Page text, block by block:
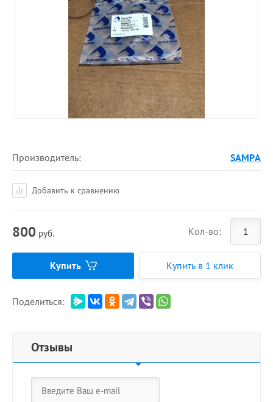
Производитель: SAMPA
Добавить к сравнению
800 руб. Кол-во:
Купить Купить в 1 клик
Поделиться:
Отзывы